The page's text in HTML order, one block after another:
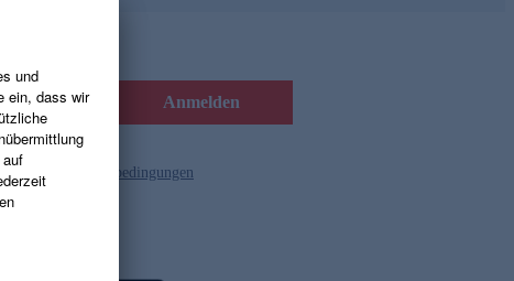
Anmelden
und die Gutscheinbedingungen